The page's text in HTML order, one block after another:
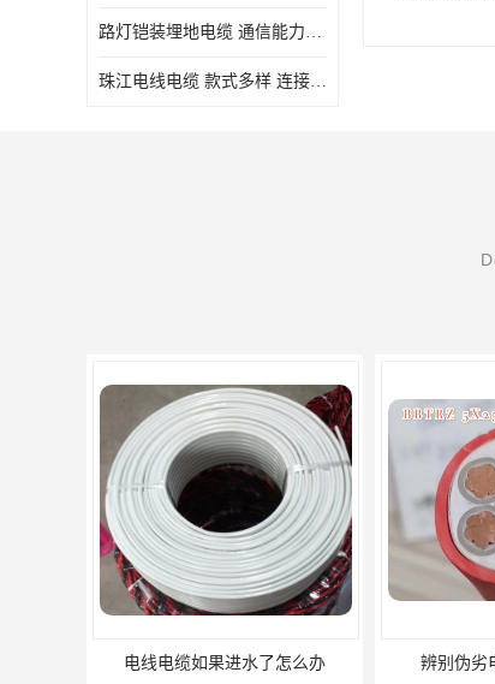
路灯铠装埋地电缆 通信能力强 受外界干扰小
珠江电线电缆 款式多样 连接可靠安全
辨别伪劣电线电缆的方法 电线电缆的